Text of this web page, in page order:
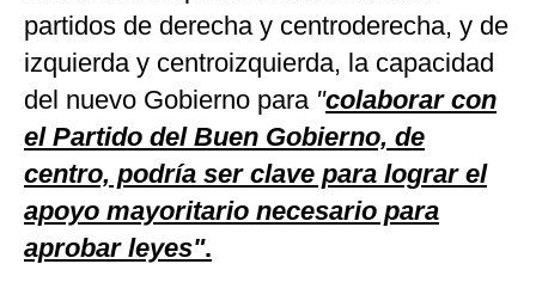
partidos de derecha y centroderecha, y de
izquierda y centroizquierda, la capacidad
del nuevo Gobierno para "colaborar con
el Partido del Buen Gobierno, de
centro, podría ser clave para lograr el
apoyo mayoritario necesario para
aprobar leyes".